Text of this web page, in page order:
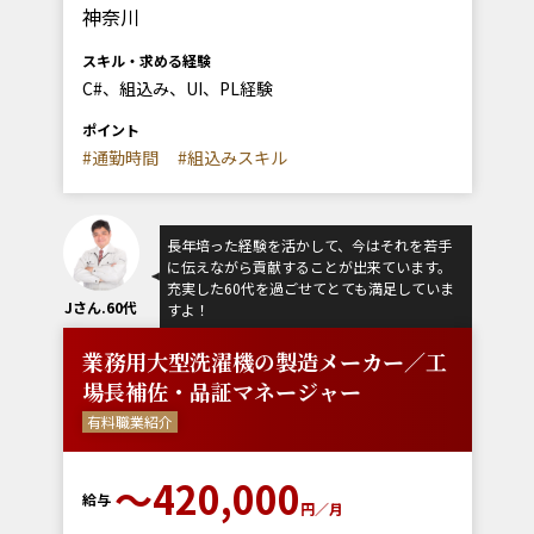
神奈川
スキル・求める経験
C#、組込み、UI、PL経験
ポイント
#通勤時間 #組込みスキル
Jさん.60代
長年培った経験を活かして、今はそれを若手
に伝えながら貢献することが出来ています。
充実した60代を過ごせてとても満足していま
すよ！
業務用大型洗濯機の製造メーカー／工
場長補佐・品証マネージャー
有料職業紹介
給与 〜420,000円／月